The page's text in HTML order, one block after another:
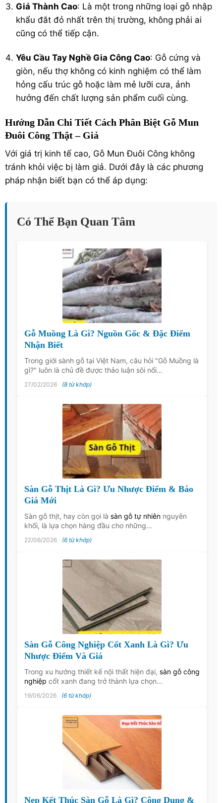
Giá Thành Cao: Là một trong những loại gỗ nhập
khẩu đắt đỏ nhất trên thị trường, không phải ai
cũng có thể tiếp cận.
Yêu Cầu Tay Nghề Gia Công Cao: Gỗ cứng và
giòn, nếu thợ không có kinh nghiệm có thể làm
hỏng cấu trúc gỗ hoặc làm mẻ lưỡi cưa, ảnh
hưởng đến chất lượng sản phẩm cuối cùng.
Hướng Dẫn Chi Tiết Cách Phân Biệt Gỗ Mun
Đuôi Công Thật – Giả
Với giá trị kinh tế cao, Gỗ Mun Đuôi Công không
tránh khỏi việc bị làm giả. Dưới đây là các phương
pháp nhận biết bạn có thể áp dụng:
Có Thể Bạn Quan Tâm
Gỗ Muồng Là Gì? Nguồn Gốc & Đặc Điểm
Nhận Biết
Trong giới sành gỗ tại Việt Nam, câu hỏi "Gỗ Muồng là
gì?" luôn là chủ đề được thảo luận sôi nổi…
27/02/2026 (8 từ khớp)
Sàn Gỗ Thịt Là Gì? Ưu Nhược Điểm & Báo
Giá Mới
Sàn gỗ thịt, hay còn gọi là sàn gỗ tự nhiên nguyên
khối, là lựa chọn hàng đầu cho những…
22/06/2026 (6 từ khớp)
Sàn Gỗ Công Nghiệp Cốt Xanh Là Gì? Ưu
Nhược Điểm Và Giá
Trong xu hướng thiết kế nội thất hiện đại, sàn gỗ công
nghiệp cốt xanh đang trở thành lựa chọn…
19/06/2026 (6 từ khớp)
Nẹp Kết Thúc Sàn Gỗ Là Gì? Công Dụng &